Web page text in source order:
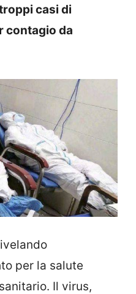
casi di
contagio da
per la salute
Il virus,